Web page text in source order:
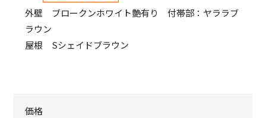
外壁 ブロークンホワイト艶有り 付帯部：ヤララブ
ラウン
屋根 Sシェイドブラウン
価格